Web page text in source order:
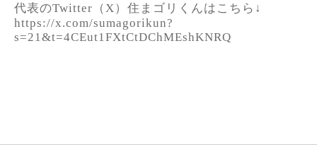
代表のTwitter（X）住まゴリくんはこちら↓
https://x.com/sumagorikun?
s=21&t=4CEut1FXtCtDChMEshKNRQ